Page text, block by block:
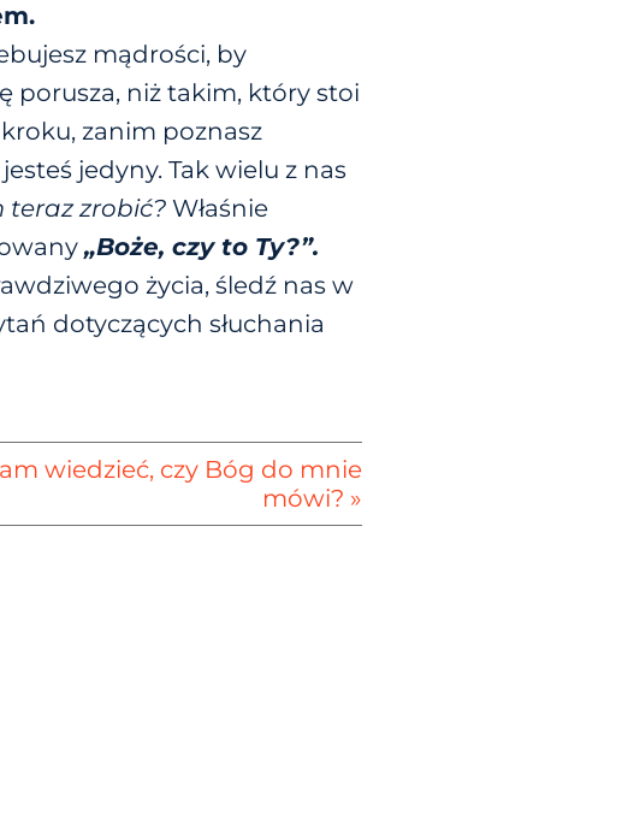
mądrości, by
porusza, niż takim, który stoi
zanim poznasz
jedyny. Tak wielu z nas
teraz zrobić? Właśnie
„Boże, czy to Ty?”.
życia, śledź nas w
dotyczących słuchania
wiedzieć, czy Bóg do mnie
mówi? »